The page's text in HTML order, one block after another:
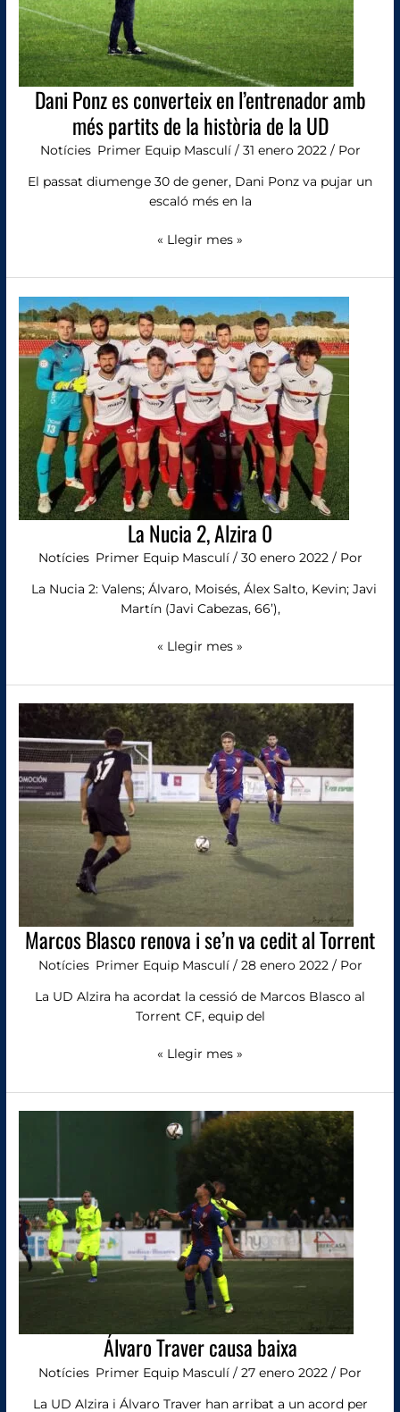
Dani Ponz es converteix en l’entrenador amb
més partits de la història de la UD
Notícies, Primer Equip Masculí/ 31 enero 2022 / Por
El passat diumenge 30 de gener, Dani Ponz va pujar un
escaló més en la
partits
de
la
història
de
la
UD
« Llegir mes »
La Nucia 2, Alzira 0
Notícies, Primer Equip Masculí/ 30 enero 2022 / Por
La Nucia 2: Valens; Álvaro, Moisés, Álex Salto, Kevin; Javi
Martín (Javi Cabezas, 66’),
Nucia
2,
Alzira
0
« Llegir mes »
Marcos Blasco renova i se’n va cedit al Torrent
Notícies, Primer Equip Masculí/ 28 enero 2022 / Por
La UD Alzira ha acordat la cessió de Marcos Blasco al
Torrent CF, equip del
Blasco
renova
i
se’n
va
cedit
al
Torrent
« Llegir mes »
Álvaro Traver causa baixa
Notícies Primer Equip Masculí / 27 enero 2022 / Por
La UD Alzira i Álvaro Traver han arribat a un acord per
Traver
causa